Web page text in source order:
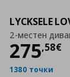
LYCKSELE
2-местен
275,58€
Цена
1380 точки